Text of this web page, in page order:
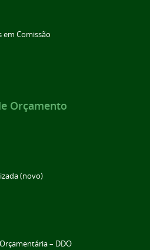
em Comissão
Orçamento
(novo)
– DDO